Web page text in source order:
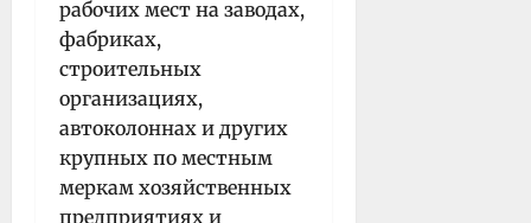
рабочих мест на заводах,
фабриках,
строительных
организациях,
автоколоннах и других
крупных по местным
меркам хозяйственных
предприятиях и